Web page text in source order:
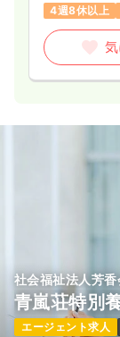
4週8休以上
社会福祉法人芳香
青嵐荘特別
エージェント求人